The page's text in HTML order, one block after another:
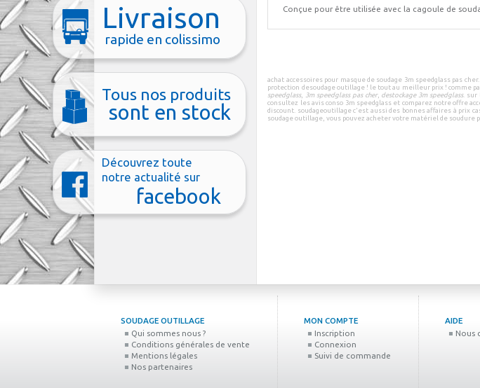
Livraison
rapide en colissimo
Tous nos produits
sont en stock
Découvrez toute
notre actualité sur
facebook
Conçue pour être utilisée avec la cagoule de
achat accessoires pour masque de soudage 3m speedglass pas cher.
protection desoudage outillage! le tout au meilleur prix! comme
speedglass, 3m speedglass pas cher, destockage 3m speedglass. sur
consultez lesavis conso 3m speedglasset comparez notre offre
discount. soudageoutillagec'est aussi des bonnes affaires à prix
soudage outillage, vous pouvezacheter votre matériel de soudure
SOUDAGE OUTILLAGE
Qui sommes nous ?
Conditions générales de vente
Mentions légales
Nos partenaires
MON COMPTE
Inscription
Connexion
Suivi de commande
AIDE
Nous